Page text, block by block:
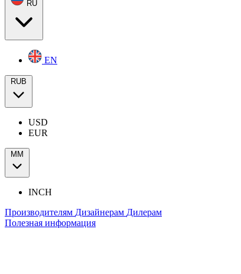
RU
EN
RUB
USD
EUR
ММ
INCH
Производителям Дизайнерам Дилерам
Полезная информация